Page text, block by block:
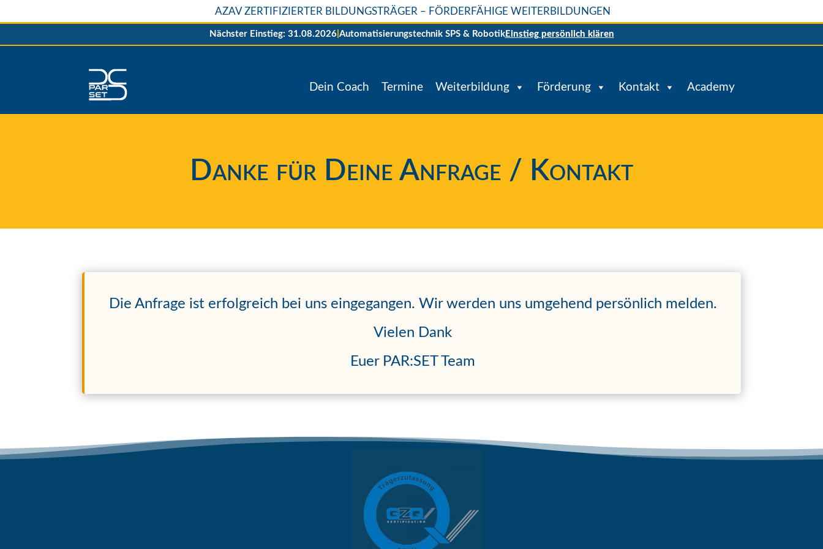
AZAV ZERTIFIZIERTER BILDUNGSTRÄGER – FÖRDERFÄHIGE WEITERBILDUNGEN
Nächster Einstieg: 31.08.2026| Automatisierungstechnik SPS & RobotikEinstieg persönlich klären
Dein Coach Termine Weiterbildung Förderung Kontakt Academy
Danke für Deine Anfrage / Kontakt
Die Anfrage ist erfolgreich bei uns eingegangen. Wir werden uns umgehend persönlich melden.
Vielen Dank
Euer PAR:SET Team